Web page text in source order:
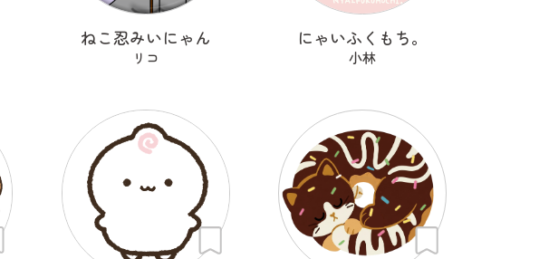
ねこ忍みいにゃん
リコ
にゃいふくもち。
小林